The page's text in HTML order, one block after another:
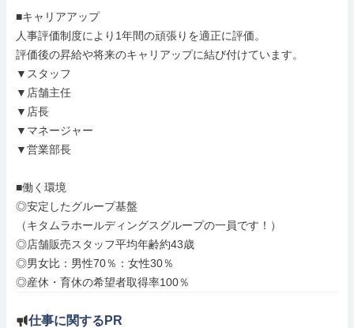
■キャリアアップ
人事評価制度により1年間の頑張りを適正に評価。
評価後の昇給や将来のキャリアップに結び付けています。
▼スタッフ
▼店舗主任
▼店長
▼マネージャー
▼営業部長
■働く環境
◎安定したグループ基盤
（キタムラホールディングスグループの一員です！）
◎店舗販売スタッフ平均年齢約43歳
◎男女比：男性70％：女性30％
◎産休・育休の希望者取得率100％
仕事に関するPR